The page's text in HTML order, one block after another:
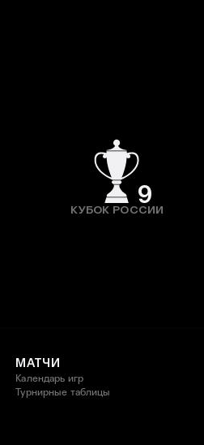
9
КУБОК РОССИИ
МАТЧИ
Календарь игр
Турнирные таблицы